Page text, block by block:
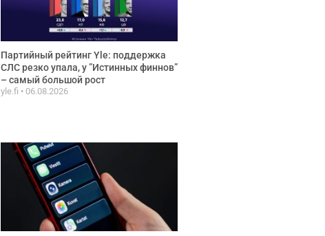
Партийный рейтинг Yle: поддержка
СЛС резко упала, у ”Истинных финнов”
– самый большой рост
yle.fi 06.08.2026